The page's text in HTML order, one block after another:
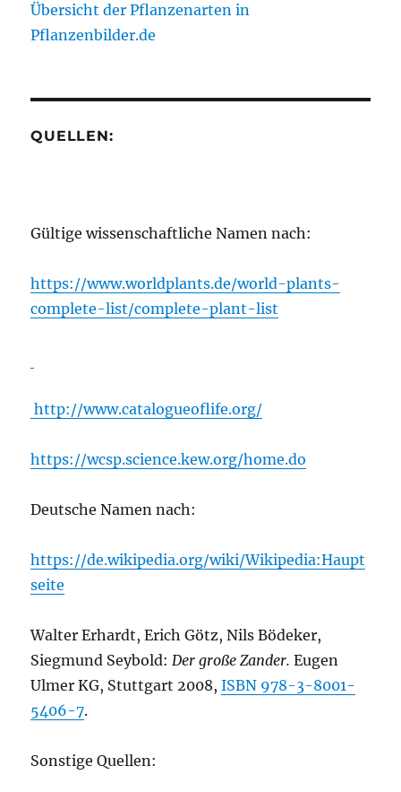
Übersicht der Pflanzenarten in
Pflanzenbilder.de
QUELLEN:
Gültige wissenschaftliche Namen nach:
https://www.worldplants.de/world-plants-
complete-list/complete-plant-list
http://www.catalogueoflife.org/
https://wcsp.science.kew.org/home.do
Deutsche Namen nach:
https://de.wikipedia.org/wiki/Wikipedia:Haupt
seite
Walter Erhardt, Erich Götz, Nils Bödeker,
Siegmund Seybold:Der große Zander. Eugen
Ulmer KG, Stuttgart 2008,ISBN 978-3-8001-
5406-7.
Sonstige Quellen: